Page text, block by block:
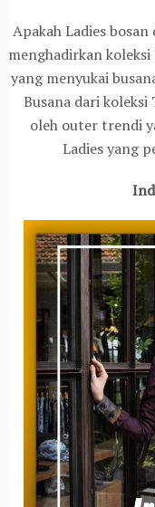
Apakah Ladies
menghadirkan
yang menyukai
Busana dari
oleh outer trendi
Ladies yang